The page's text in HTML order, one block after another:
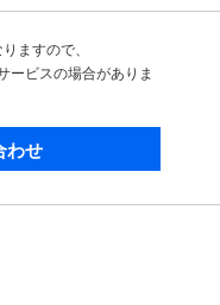
ますので、
ービスの場合がありま
わせ